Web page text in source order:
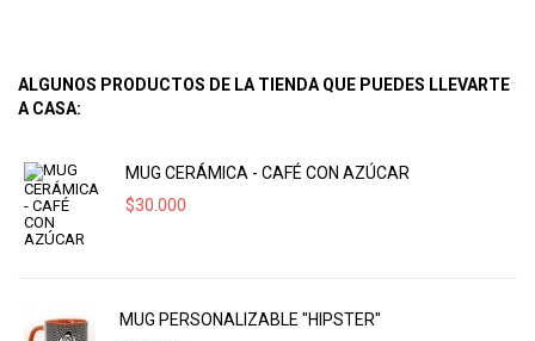
ALGUNOS PRODUCTOS DE LA TIENDA QUE PUEDES LLEVARTE
A CASA:
MUG CERÁMICA - CAFÉ CON AZÚCAR
$30.000
MUG PERSONALIZABLE "HIPSTER"